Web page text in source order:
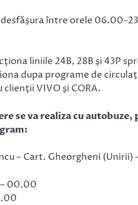
desfăşura între orele 06.00-
liniile 24B, 28B şi 43P
dupa programe de
VIVO şi CORA.
se va realiza cu
– Cart. Gheorgheni
00.00